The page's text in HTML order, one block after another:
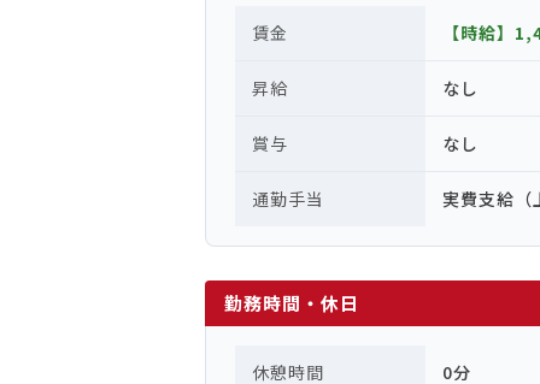
賃金 【時給】
昇給 なし
賞与 なし
通勤手当 実費支給
勤務時間・休日
休憩時間 0分